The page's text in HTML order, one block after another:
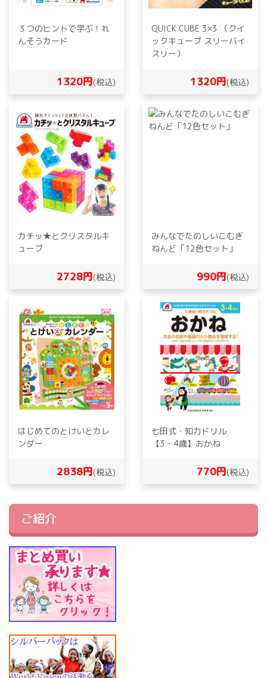
３つのヒントで学ぶ！れ
んそうカード
1320円(税込)
QUICK CUBE 3×3 （クイ
ックキューブ スリーバイ
スリー）
1320円(税込)
カチッ★とクリスタルキ
ューブ
2728円(税込)
みんなでたのしいこむぎ
ねんど「12色セット」
990円(税込)
はじめてのとけいとカレ
ンダー
2838円(税込)
七田式・知力ドリル
【3・4歳】おかね
770円(税込)
ご紹介